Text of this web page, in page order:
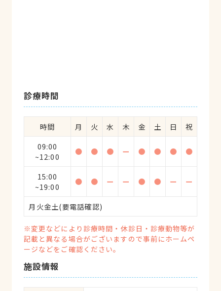
診療時間
時間 月 火 水 木 金 土 日
祝
09:00
~12:00
● ● ● ー ● ● ● ●
15:00
~19:00
● ● ー ー ● ● ー ー
月火金土(要電話確認)
※変更などにより診療時間・休診日・診療動物等が
記載と異なる場合がございますので事前にホームペ
ージなどをご確認ください。
施設情報